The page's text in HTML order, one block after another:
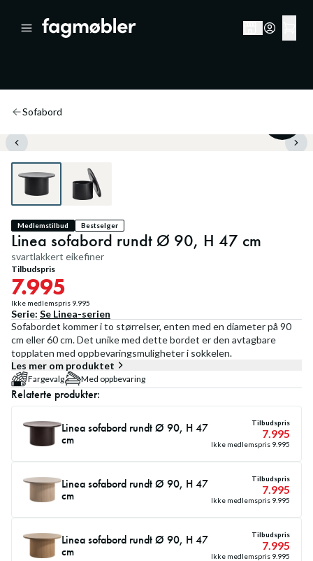
Sofabord
Medlemstilbud Bestselger
Linea sofabord rundt Ø 90, H 47 cm
svartlakkert eikefiner
Tilbudspris
7.995
Ikke medlemspris 9.995
Serie: Se Linea-serien
Sofabordet kommer i to størrelser, enten med en diameter på 90
cm eller 60 cm. Det unike med dette bordet er den avtagbare
topplaten med oppbevaringsmuligheter i sokkelen.
Les mer om produktet
Fargevalg Med oppbevaring
Relaterte produkter:
Linea sofabord rundt Ø 90, H 47
cm
Tilbudspris
7.995
Ikke medlemspris 9.995
Linea sofabord rundt Ø 90, H 47
cm
Tilbudspris
7.995
Ikke medlemspris 9.995
Linea sofabord rundt Ø 90, H 47
cm
Tilbudspris
7.995
Ikke medlemspris 9.995